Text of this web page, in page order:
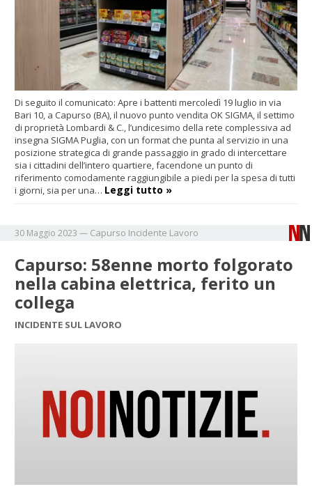
Di seguito il comunicato: Apre i battenti mercoledì 19 luglio in via
Bari 10, a Capurso (BA), il nuovo punto vendita OK SIGMA, il settimo
di proprietà Lombardi & C., l’undicesimo della rete complessiva ad
insegna SIGMA Puglia, con un format che punta al servizio in una
posizione strategica di grande passaggio in grado di intercettare
sia i cittadini dell’intero quartiere, facendone un punto di
riferimento comodamente raggiungibile a piedi per la spesa di tutti
i giorni, sia per una… Leggi tutto »
30 Maggio 2023 — Capurso Incidente Lavoro
Capurso: 58enne morto folgorato
nella cabina elettrica, ferito un
collega
INCIDENTE SUL LAVORO